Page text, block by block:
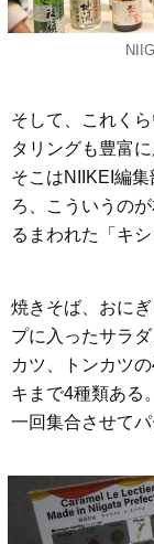
そして、これく
タリングも豊富
そこはNIIKEI編
ろ、こういうの
るまわれた「キ
焼きそば、おに
プに入ったサラ
カツ、トンカツ
キまで4種類ある
一回集合させて